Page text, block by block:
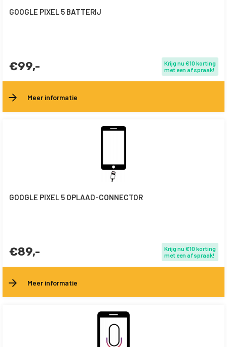
GOOGLE PIXEL 5 BATTERIJ
€99,-
Krijg nu €10 korting
met een afspraak!
Meer informatie
GOOGLE PIXEL 5 OPLAAD-CONNECTOR
€89,-
Krijg nu €10 korting
met een afspraak!
Meer informatie